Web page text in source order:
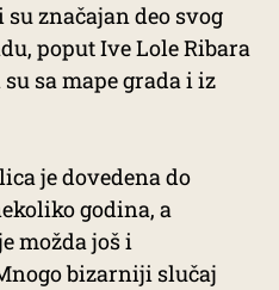
značajan deo svog
poput Ive Lole Ribara
sa mape grada i iz
je dovedena do
godina, a
možda još i
bizarniji slučaj